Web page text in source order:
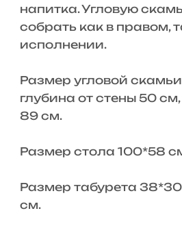
напитка. Угловую
собрать как в правом,
исполнении.
Размер угловой скамьи
глубина от стены 50
89 см.
Размер стола 100*58
Размер табурета
см.